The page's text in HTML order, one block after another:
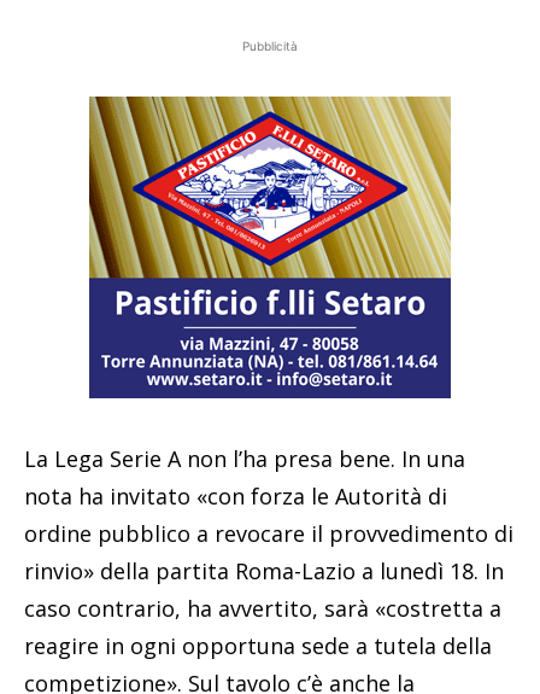
Pubblicità
La Lega Serie A non l’ha presa bene. In una
nota ha invitato «con forza le Autorità di
ordine pubblico a revocare il provvedimento di
rinvio» della partita Roma-Lazio a lunedì 18. In
caso contrario, ha avvertito, sarà «costretta a
reagire in ogni opportuna sede a tutela della
competizione». Sul tavolo c’è anche la